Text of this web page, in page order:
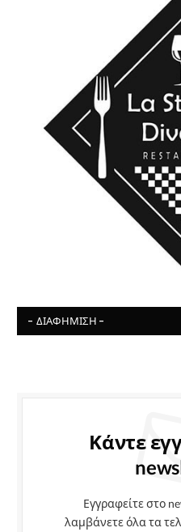
- ΔΙΑΦΉΜΙΣΗ -
Κάντε
Εγγραφείτε στο
λαμβάνετε όλα τα